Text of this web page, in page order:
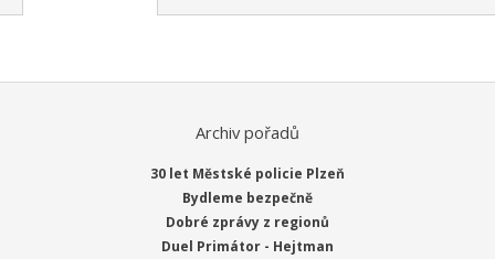
Archiv pořadů
30 let Městské policie Plzeň
Bydleme bezpečně
Dobré zprávy z regionů
Duel Primátor - Hejtman